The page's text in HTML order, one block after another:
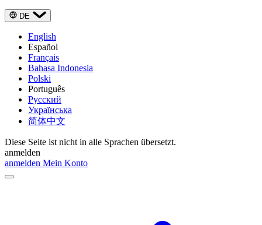
DE
English
Español
Français
Bahasa Indonesia
Polski
Português
Русский
Українська
简体中文
Diese Seite ist nicht in alle Sprachen übersetzt.
anmelden
anmelden Mein Konto